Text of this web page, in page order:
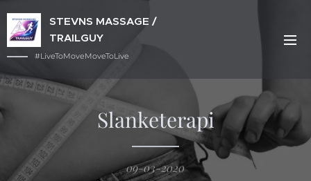
STEVNS MASSAGE /
TRAILGUY
#LiveToMoveMoveToLive
Slanketerapi
09-03-2020